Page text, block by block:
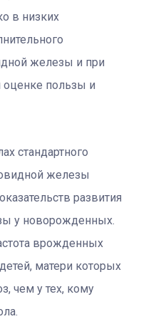
в низких
железы и при
оценке пользы и
стандартного
железы
развития
у новорожденных.
врожденных
матери которых
чем у тех, кому